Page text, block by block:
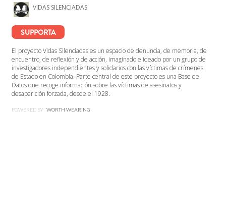
VIDAS SILENCIADAS
SUPPORTA
El proyecto Vidas Silenciadas es un espacio de denuncia, de memoria, de
encuentro, de reflexión y de acción, imaginado e ideado por un grupo de
investigadores independientes y solidarios con las víctimas de crímenes
de Estado en Colombia. Parte central de este proyecto es una Base de
Datos que recoge información sobre las víctimas de asesinatos y
desaparición forzada, desde el 1928.
POWERED BY WORTH WEARING